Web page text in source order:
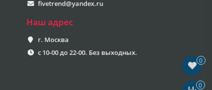
fivetrend@yandex.ru
Наш адрес
г. Москва
с 10-00 до 22-00. Без выходных.
0
0